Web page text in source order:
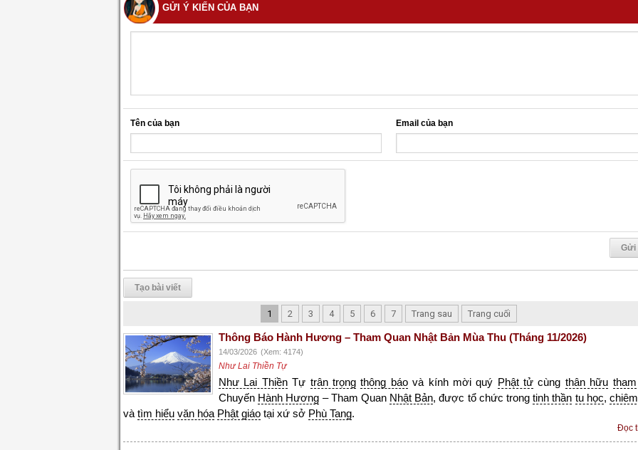
GỬI Ý KIẾN CỦA BẠN
Tên của bạn Email của bạn
Tạo bài viết
1 2 3 4 5 6 7 Trang sau Trang cuối
Thông Báo Hành Hương – Tham Quan Nhật Bản Mùa Thu (Tháng 11/2026)
14/03/2026 (Xem: 4174)
Như Lai Thiền Tự
Như Lai ThiềnTự trân trọng thông báovà kính mời quý Phật tử cùng thân hữu
Chuyến Hành Hương – Tham Quan Nhật Bản, được tổ chức trongtinh thần tu học,
và tìm hiểu văn hóa Phật giáo tại xứ sở Phù Tang.
Đọc